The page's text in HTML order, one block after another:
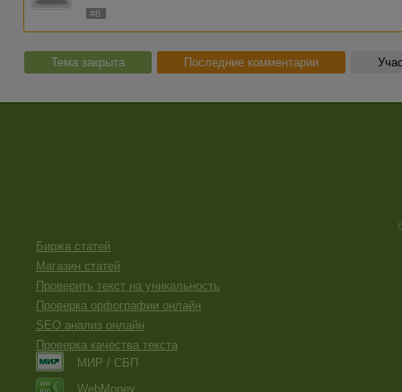
#8
Тема закрыта Последние комментарии
Биржа статей
Магазин статей
Проверить текст на уникальность
Проверка орфографии онлайн
SEO анализ онлайн
Проверка качества текста
МИР / СБП
WebMoney